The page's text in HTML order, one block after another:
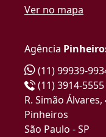
Ver no mapa
Agência
(11) 99939-
(11) 3914-5555
R. Simão Álvares,
Pinheiros
São Paulo - SP